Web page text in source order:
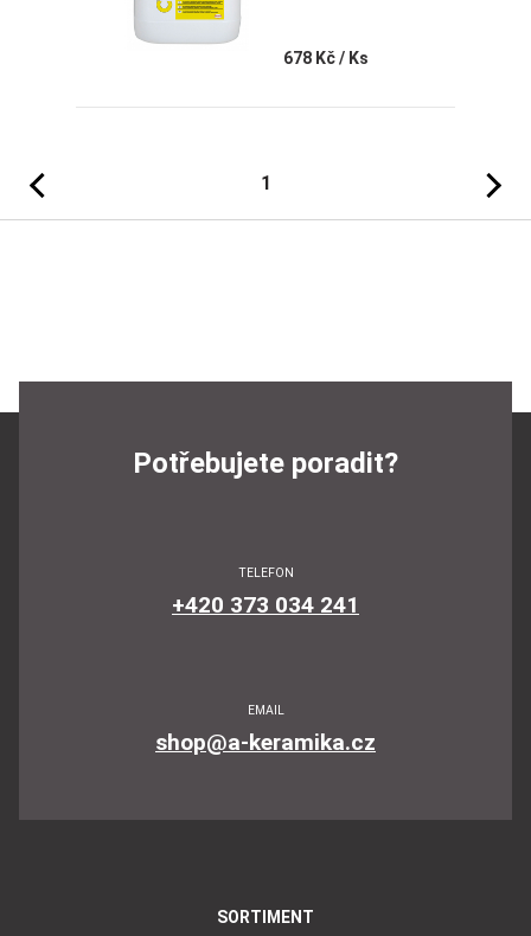
678 Kč/ Ks
Předchozí 1
Potřebujete poradit?
TELEFON
+420 373 034 241
EMAIL
shop@a-keramika.cz
SORTIMENT